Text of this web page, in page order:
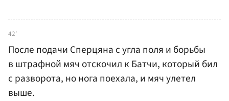
42'
После подачи Сперцяна с угла поля и борьбы
в штрафной мяч отскочил к Батчи, который бил
с разворота, но нога поехала, и мяч улетел
выше.